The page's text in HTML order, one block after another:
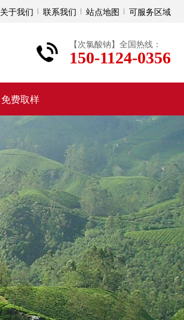
关于我们 联系我们 站点地图 可服务区域
【次氯酸钠】全国热线：
150-1124-0356
免费取样